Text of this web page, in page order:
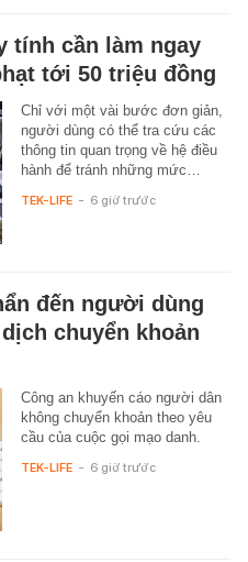
tính cần làm ngay
tới 50 triệu đồng
Chỉ với một vài bước đơn giản,
người dùng có thể tra cứu các
thông tin quan trọng về hệ điều
hành để tránh những mức…
TEK-LIFE - 6 giờ trước
đến người dùng
chuyển khoản
Công an khuyến cáo người dân
không chuyển khoản theo yêu
cầu của cuộc gọi mạo danh.
TEK-LIFE - 6 giờ trước